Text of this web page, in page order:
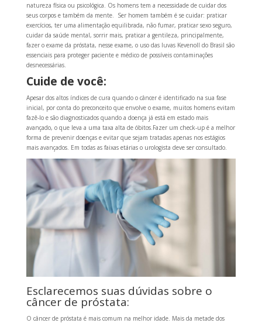
natureza física ou psicológica. Os homens tem a necessidade de cuidar dos
seus corpos e também da mente. Ser homem também é se cuidar: praticar
exercícios, ter uma alimentação equilibrada, não fumar, praticar sexo seguro,
cuidar da saúde mental, sorrir mais, praticar a gentileza, principalmente,
fazer o exame da próstata, nesse exame, o uso das luvas Kevenoll do Brasil são
essenciais para proteger paciente e médico de possíveis contaminações
desnecessárias.
Cuide de você:
Apesar dos altos índices de cura quando o câncer é identificado na sua fase
inicial, por conta do preconceito que envolve o exame, muitos homens evitam
fazê-lo e são diagnosticados quando a doença já está em estado mais
avançado, o que leva a uma taxa alta de óbitos.Fazer um check-up é a melhor
forma de prevenir doenças e evitar que sejam tratadas apenas nos estágios
mais avançados. Em todas as faixas etárias o urologista deve ser consultado.
Esclarecemos suas dúvidas sobre o
câncer de próstata:
O câncer de próstata é mais comum na melhor idade. Mais da metade dos